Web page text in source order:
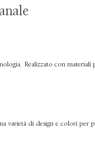
Realizzato con
varietà di design e colori per